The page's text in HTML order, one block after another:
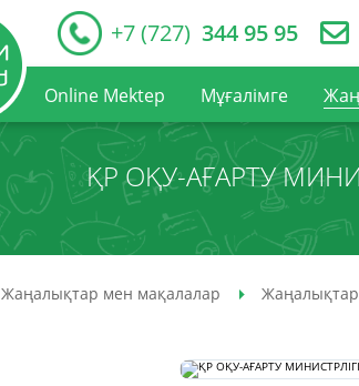
+7 (727) 344 95 95
Online Mektep Мұғалімге
ҚР ОҚУ-АҒАРТУ
Жаңалықтар мен мақалалар Жаңалықтар